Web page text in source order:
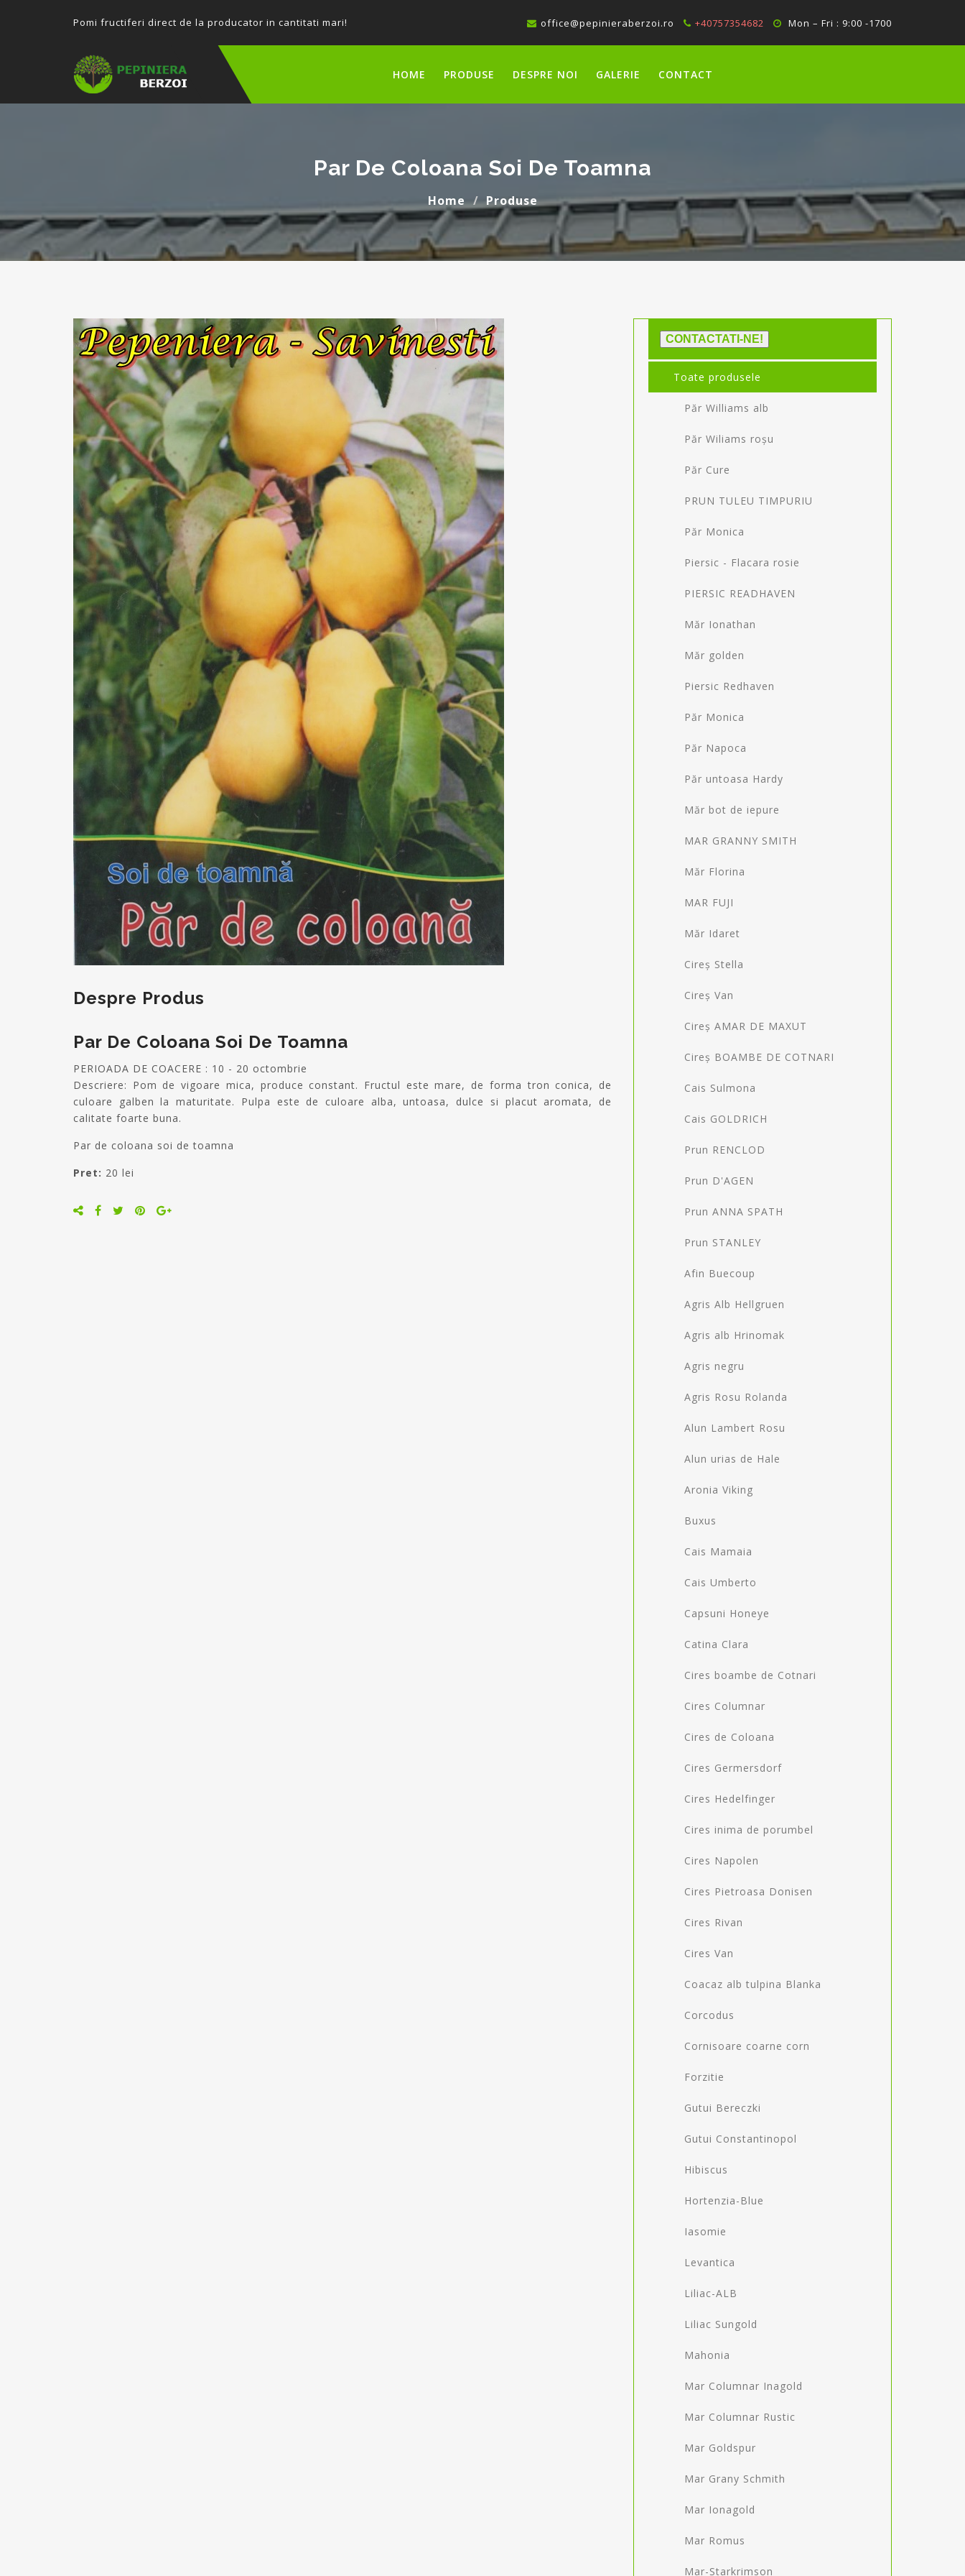
Pomi fructiferi direct de la producator in cantitati mari! office@pepinieraberzoi.ro +40757354682 Mon – Fri : 9:00 -1700
HOME PRODUSE DESPRE NOI GALERIE CONTACT
Par De Coloana Soi De Toamna
Home Produse
Despre Produs
Par De Coloana Soi De Toamna
PERIOADA DE COACERE : 10 - 20 octombrie
Descriere: Pom de vigoare mica, produce constant. Fructul este mare, de forma tron conica, de
culoare galben la maturitate. Pulpa este de culoare alba, untoasa, dulce si placut aromata, de
calitate foarte buna.
Par de coloana soi de toamna
Pret: 20 lei
CONTACTATI-NE!
Toate produsele
Păr Williams alb
Păr Wiliams roșu
Păr Cure
PRUN TULEU TIMPURIU
Păr Monica
Piersic - Flacara rosie
PIERSIC READHAVEN
Măr Ionathan
Măr golden
Piersic Redhaven
Păr Monica
Păr Napoca
Păr untoasa Hardy
Măr bot de iepure
MAR GRANNY SMITH
Măr Florina
MAR FUJI
Măr Idaret
Cireș Stella
Cireș Van
Cireș AMAR DE MAXUT
Cireș BOAMBE DE COTNARI
Cais Sulmona
Cais GOLDRICH
Prun RENCLOD
Prun D'AGEN
Prun ANNA SPATH
Prun STANLEY
Afin Buecoup
Agris Alb Hellgruen
Agris alb Hrinomak
Agris negru
Agris Rosu Rolanda
Alun Lambert Rosu
Alun urias de Hale
Aronia Viking
Buxus
Cais Mamaia
Cais Umberto
Capsuni Honeye
Catina Clara
Cires boambe de Cotnari
Cires Columnar
Cires de Coloana
Cires Germersdorf
Cires Hedelfinger
Cires inima de porumbel
Cires Napolen
Cires Pietroasa Donisen
Cires Rivan
Cires Van
Coacaz alb tulpina Blanka
Corcodus
Cornisoare coarne corn
Forzitie
Gutui Bereczki
Gutui Constantinopol
Hibiscus
Hortenzia-Blue
Iasomie
Levantica
Liliac-ALB
Liliac Sungold
Mahonia
Mar Columnar Inagold
Mar Columnar Rustic
Mar Goldspur
Mar Grany Schmith
Mar Ionagold
Mar Romus
Mar-Starkrimson